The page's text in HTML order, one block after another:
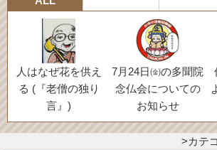
人はなぜ花を供え
る (『老僧の独り
言』)
7月24日㈮の多聞院
念仏会についての
お知らせ
カテ